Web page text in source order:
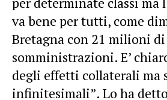
va bene per tutti, come
Bretagna con 21 milioni di
somministrazioni. E’
degli effetti collaterali ma
infinitesimali”. Lo ha